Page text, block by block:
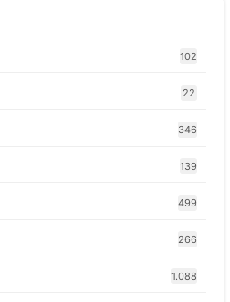
102
22
346
139
499
266
1.088